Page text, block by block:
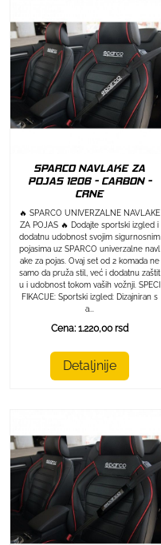
SPARCO NAVLAKE ZA
POJAS 1206 - CARBON -
CRNE
🔥 SPARCO UNIVERZALNE NAVLAKE
ZA POJAS 🔥 Dodajte sportski izgled i
dodatnu udobnost svojim sigurnosnim
pojasima uz SPARCO univerzalne navl
ake za pojas. Ovaj set od 2 komada ne
samo da pruža stil, već i dodatnu zaštit
u i udobnost tokom vaših vožnji. SPECI
FIKACIJE: Sportski izgled: Dizajniran s
a...
Cena: 1.220,00 rsd
Detaljnije